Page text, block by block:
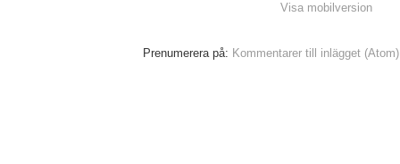
Visa mobilversion
Prenumerera på: Kommentarer till inlägget (Atom)